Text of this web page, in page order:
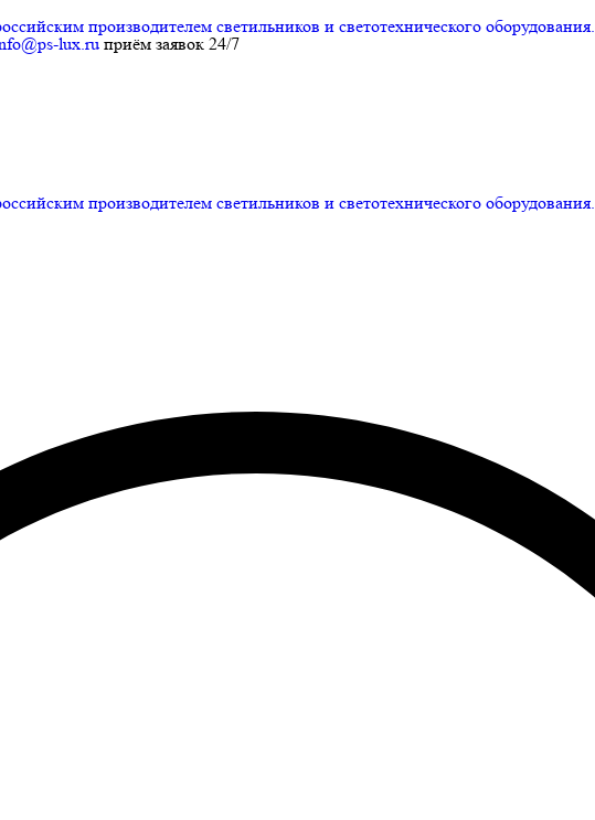
производителем светильников и светотехнического оборудования.
lux.ru приём заявок 24/7
производителем светильников и светотехнического оборудования.